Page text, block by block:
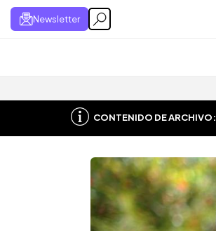
Newsletter
CONTENIDO DE ARCHIVO: